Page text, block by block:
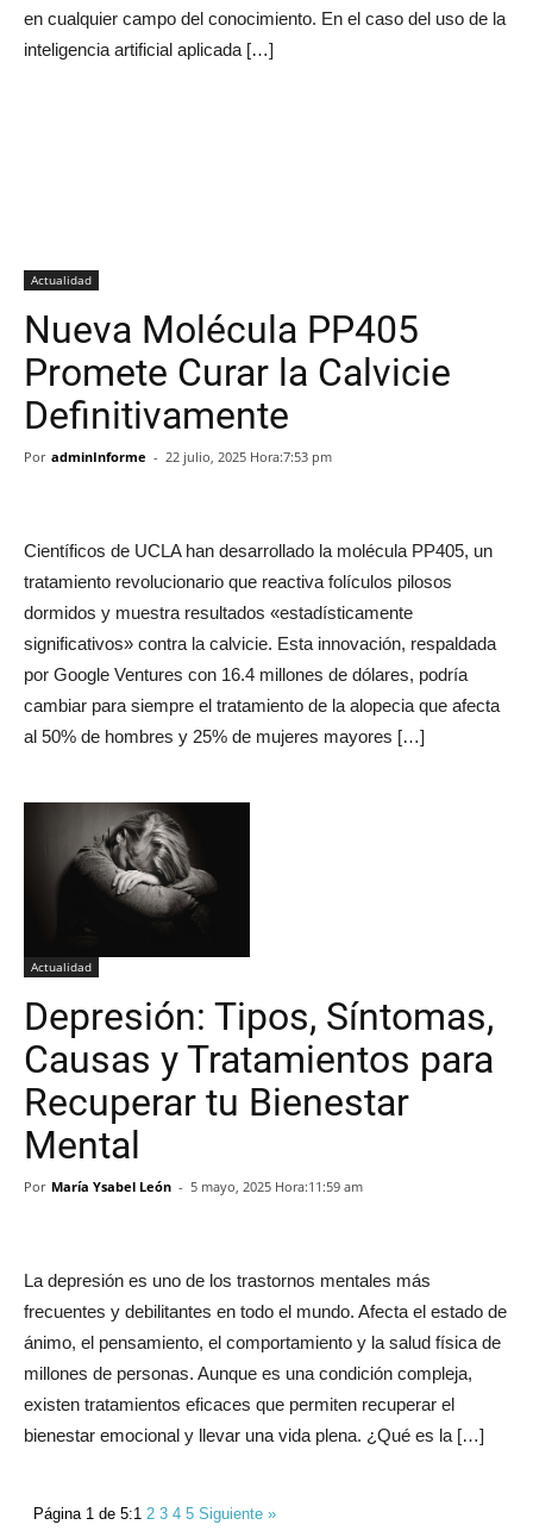
en cualquier campo del conocimiento. En el caso del uso de la
inteligencia artificial aplicada […]
Actualidad
Nueva Molécula PP405
Promete Curar la Calvicie
Definitivamente
Por adminInforme - 22 julio, 2025 Hora:7:53 pm
Científicos de UCLA han desarrollado la molécula PP405, un
tratamiento revolucionario que reactiva folículos pilosos
dormidos y muestra resultados «estadísticamente
significativos» contra la calvicie. Esta innovación, respaldada
por Google Ventures con 16.4 millones de dólares, podría
cambiar para siempre el tratamiento de la alopecia que afecta
al 50% de hombres y 25% de mujeres mayores […]
Actualidad
Depresión: Tipos, Síntomas,
Causas y Tratamientos para
Recuperar tu Bienestar
Mental
Por María Ysabel León - 5 mayo, 2025 Hora:11:59 am
La depresión es uno de los trastornos mentales más
frecuentes y debilitantes en todo el mundo. Afecta el estado de
ánimo, el pensamiento, el comportamiento y la salud física de
millones de personas. Aunque es una condición compleja,
existen tratamientos eficaces que permiten recuperar el
bienestar emocional y llevar una vida plena. ¿Qué es la […]
Página 1 de 5:1 2345Siguiente »